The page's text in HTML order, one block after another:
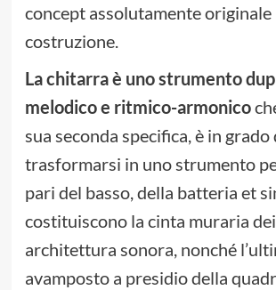
concept assolutamente originale
costruzione.
La chitarra è uno strumento
melodico e ritmico-armonico
sua seconda specifica, è in grado
trasformarsi in uno strumento
pari del basso, della batteria et
costituiscono la cinta muraria
architettura sonora, nonché
avamposto a presidio della